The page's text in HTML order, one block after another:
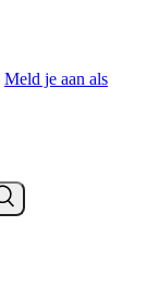
Meld je aan als